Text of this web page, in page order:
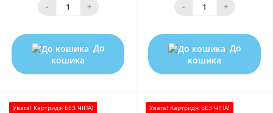
- +
До
кошика
- +
До
кошика
Увага! Картридж БЕЗ ЧІПА! Увага! Картридж БЕЗ ЧІПА!